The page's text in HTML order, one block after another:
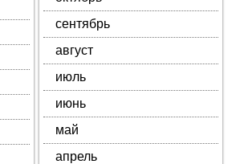
сентябрь
август
июль
июнь
май
апрель